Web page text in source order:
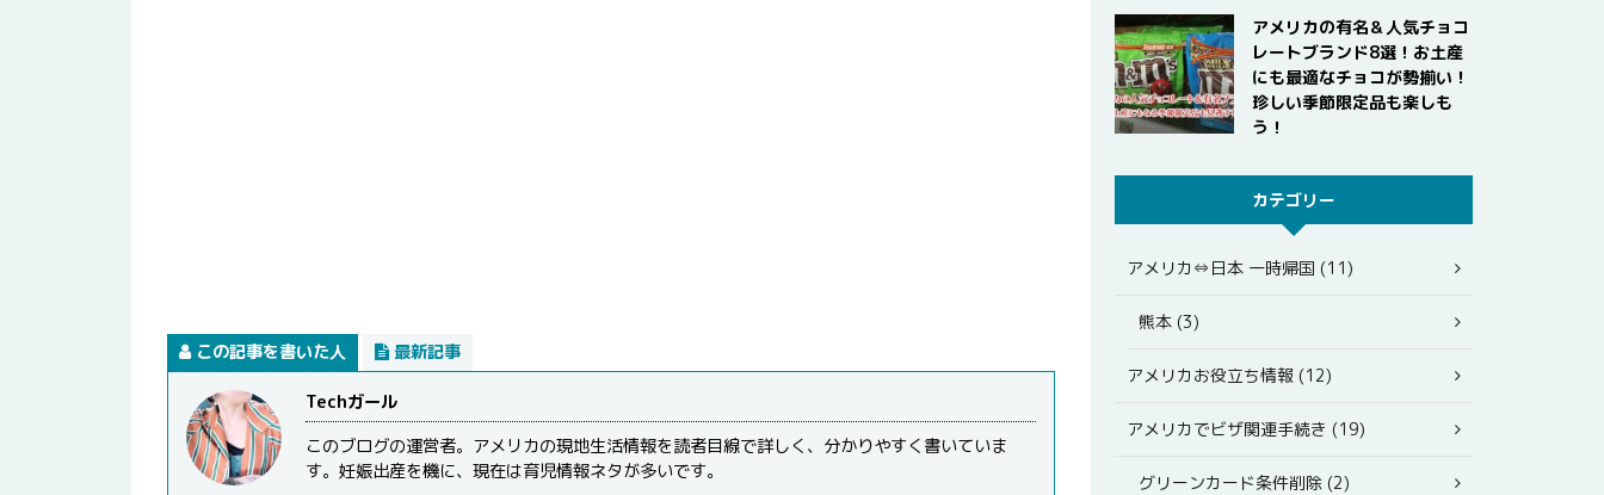
この記事を書いた人 最新記事
Techガール
このブログの運営者。アメリカの現地生活情報を読者目線で詳しく、分かりやすく書いていま
す。妊娠出産を機に、現在は育児情報ネタが多いです。
アメリカの有名＆人気チョコ
レートブランド8選！お土産
にも最適なチョコが勢揃い！
珍しい季節限定品も楽しも
う！
カテゴリー
アメリカ⇔日本 一時帰国 (11)
熊本 (3)
アメリカお役立ち情報 (12)
アメリカでビザ関連手続き (19)
グリーンカード条件削除 (2)